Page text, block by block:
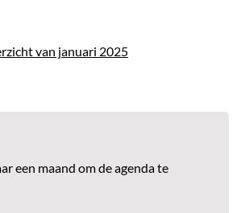
van januari 2025
een maand om de agenda te